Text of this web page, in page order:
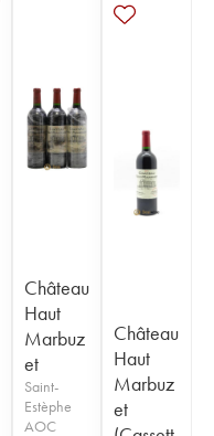
Château
Haut
Marbuz
et
Saint-
Estèphe
AOC
Château
Haut
Marbuz
et